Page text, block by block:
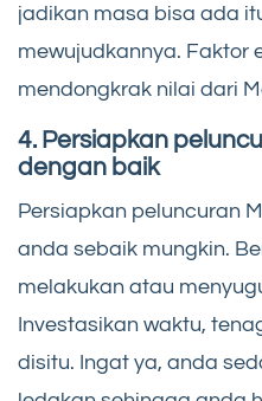
jadikan masa bisa ada
mewujudkannya. Faktor
mendongkrak nilai dari
4. Persiapkan
dengan baik
Persiapkan peluncuran
anda sebaik mungkin.
melakukan atau
Investasikan waktu,
disitu. Ingat ya, anda